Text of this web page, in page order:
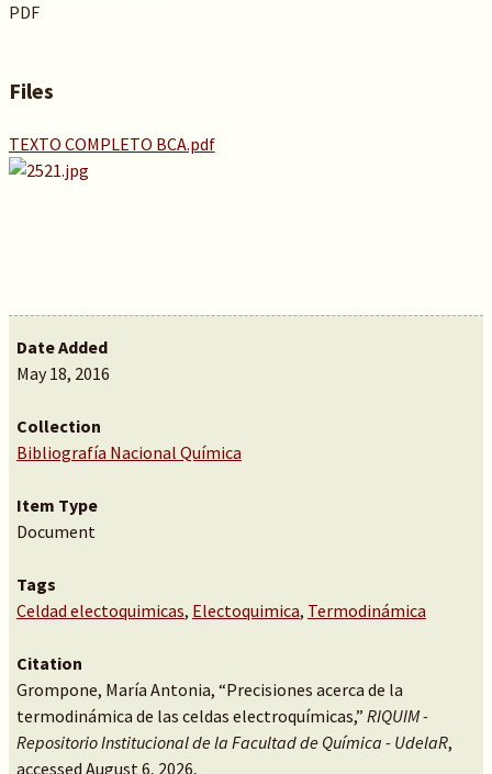
PDF
Files
TEXTO COMPLETO BCA.pdf
Date Added
May 18, 2016
Collection
Bibliografía Nacional Química
Item Type
Document
Tags
Celdad electoquimicas, Electoquimica, Termodinámica
Citation
Grompone, María Antonia, “Precisiones acerca de la
termodinámica de las celdas electroquímicas,” RIQUIM -
Repositorio Institucional de la Facultad de Química - UdelaR,
accessed August 6, 2026,